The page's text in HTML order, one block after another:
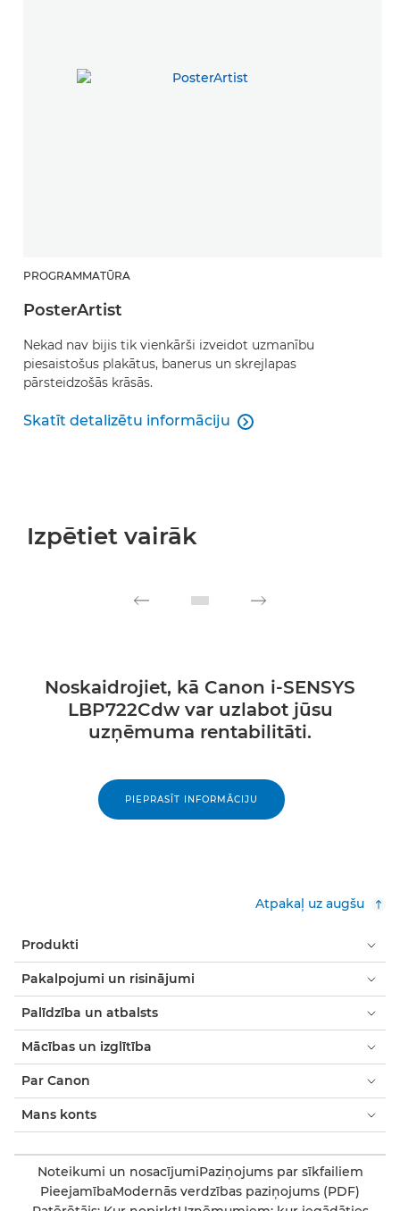
PROGRAMMATŪRA
PosterArtist
Nekad nav bijis tik vienkārši izveidot uzmanību
piesaistošus plakātus, banerus un skrejlapas
pārsteidzošās krāsās.
Skatīt detalizētu informāciju
PosterArtist

Izpētiet vairāk
Noskaidrojiet, kā Canon i-SENSYS
LBP722Cdw var uzlabot jūsu
uzņēmuma rentabilitāti.
PIEPRASĪT INFORMĀCIJU
Atpakaļ uz augšu
Produkti
Pakalpojumi un risinājumi
Palīdzība un atbalsts
Mācības un izglītība
Par Canon
Mans konts
Noteikumi un nosacījumiPaziņojums par sīkfailiem
PieejamībaModernās verdzības paziņojums (PDF)